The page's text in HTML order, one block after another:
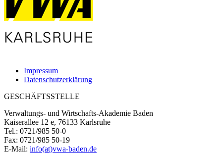
Impressum
Datenschutzerklärung
GESCHÄFTSSTELLE
Verwaltungs- und Wirtschafts-Akademie Baden
Kaiserallee 12 e, 76133 Karlsruhe
Tel.: 0721/985 50-0
Fax: 0721/985 50-19
E-Mail: info(at)vwa-baden.de